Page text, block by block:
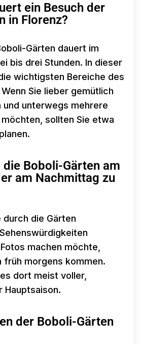
ein Besuch der
in Florenz?
Gärten dauert im
bis drei Stunden. In dieser
wichtigsten Bereiche des
Sie lieber gemütlich
und unterwegs mehrere
sollten Sie etwa
die Boboli-Gärten am
am Nachmittag zu
durch die Gärten
machen möchte,
früh morgens kommen.
dort meist voller,
Hauptsaison.
der Boboli-Gärten